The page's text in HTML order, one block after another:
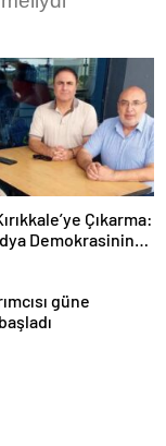
Çıkarma:
Demokrasinin
güne